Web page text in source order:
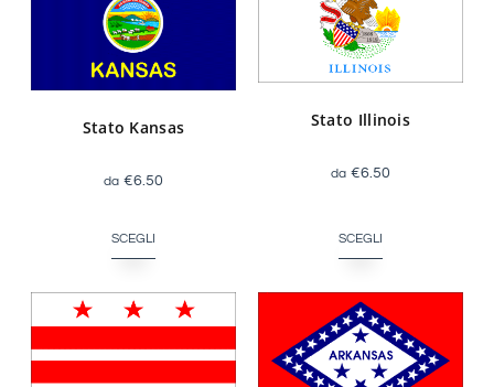
Stato Kansas
€6.50
SCEGLI
Stato Illinois
€6.50
SCEGLI